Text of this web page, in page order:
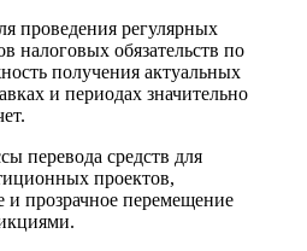
проведения регулярных
налоговых обязательств по
получения актуальных
и периодах значительно
перевода средств для
проектов,
и прозрачное перемещение